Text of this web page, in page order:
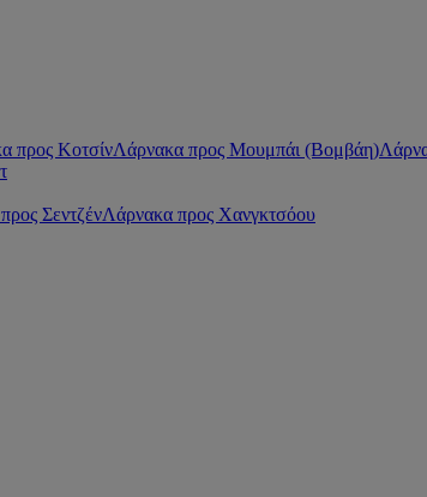
προς ΚοτσίνΛάρνακα προς Μουμπάι (Βομβάη)
ΣεντζένΛάρνακα προς Χανγκτσόου